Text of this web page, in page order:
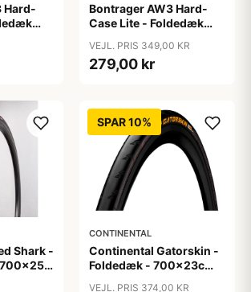
Hard-
Bontrager AW3 Hard-
Case Lite - Foldedæk
VEJL. PRIS 349,00 KR
279,00 kr
Shark -
SPAR 10%
CONTINENTAL
Continental Gatorskin -
Foldedæk - 700x23c
VEJL. PRIS 374,00 KR